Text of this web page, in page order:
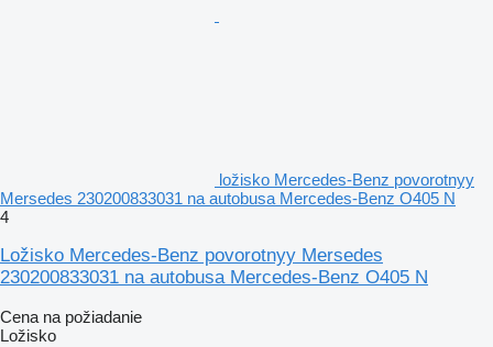
ložisko Mercedes-Benz povorotnyy
Mersedes 230200833031 na autobusa Mercedes-Benz O405 N
4
Ložisko Mercedes-Benz povorotnyy Mersedes
230200833031 na autobusa Mercedes-Benz O405 N
Cena na požiadanie
Ložisko